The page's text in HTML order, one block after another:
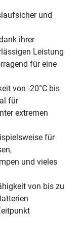
und
ihrer
Leistung
für eine
von -20°C bis
für
extremen
für
und vieles
von bis zu